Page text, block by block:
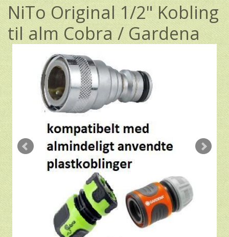
NiTo Original 1/2" Kobling
til alm Cobra / Gardena